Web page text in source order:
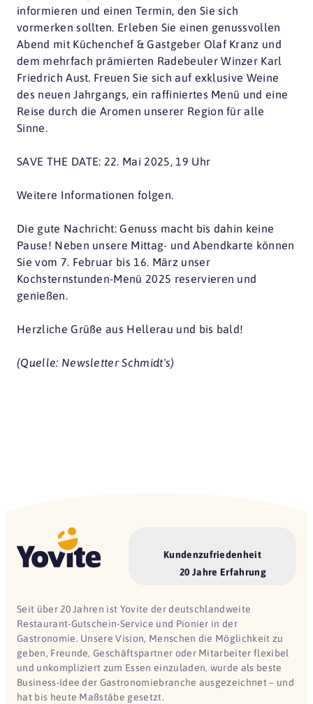
informieren und einen Termin, den Sie sich
vormerken sollten. Erleben Sie einen genussvollen
Abend mit Küchenchef & Gastgeber Olaf Kranz und
dem mehrfach prämierten Radebeuler Winzer Karl
Friedrich Aust. Freuen Sie sich auf exklusive Weine
des neuen Jahrgangs, ein raffiniertes Menü und eine
Reise durch die Aromen unserer Region für alle
Sinne.
SAVE THE DATE: 22. Mai 2025, 19 Uhr
Weitere Informationen folgen.
Die gute Nachricht: Genuss macht bis dahin keine
Pause! Neben unsere Mittag- und Abendkarte können
Sie vom 7. Februar bis 16. März unser
Kochsternstunden-Menü 2025 reservieren und
genießen.
Herzliche Grüße aus Hellerau und bis bald!
(Quelle: Newsletter Schmidt's)
Kundenzufriedenheit
20 Jahre Erfahrung
Seit über 20 Jahren ist Yovite der deutschlandweite
Restaurant-Gutschein-Service und Pionier in der
Gastronomie. Unsere Vision, Menschen die Möglichkeit zu
geben, Freunde, Geschäftspartner oder Mitarbeiter flexibel
und unkompliziert zum Essen einzuladen, wurde als beste
Business-Idee der Gastronomiebranche ausgezeichnet – und
hat bis heute Maßstäbe gesetzt.